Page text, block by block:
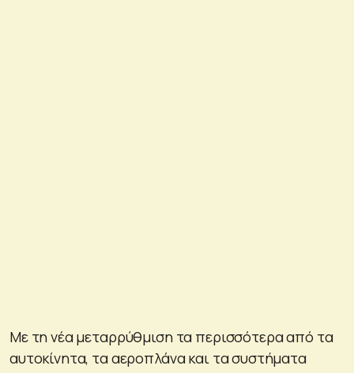
Με τη νέα μεταρρύθμιση τα περισσότερα από τα
αυτοκίνητα, τα αεροπλάνα και τα συστήματα